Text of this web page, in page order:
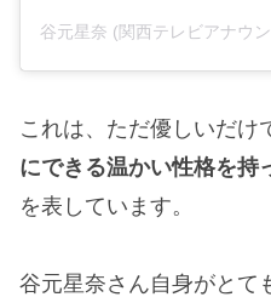
これは、ただ優しいだけ
にできる温かい性格を持
を表しています。
谷元星奈さん自身がとて